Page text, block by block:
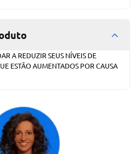
A REDUZIR SEUS NÍVEIS DE
ESTÃO AUMENTADOS POR CAUSA